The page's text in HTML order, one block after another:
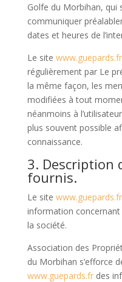
Golfe du Morbihan, qui
communiquer
dates et heures de
Le site www.guepards.fr
régulièrement par Le
la même façon, les
modifiées à tout
néanmoins à
plus souvent possible
connaissance.
3. Description
fournis.
Le site www.guepards.fr
information concernant
la société.
Association des
du Morbihan s’efforce
www.guepards.frdes